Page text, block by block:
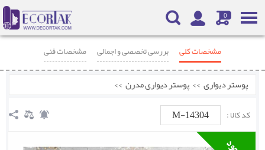
0
مشخصات کلی بررسی تخصصی و اجمالی
مشخصات فنی
محصولات مرتبط
پوستر دیواری >> پوستر دیواری مدرن >>
کد کالا : M-14304